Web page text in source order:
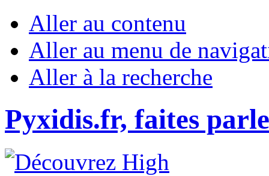
Aller au contenu
Aller au menu de
Aller à la recherche
Pyxidis.fr, faites